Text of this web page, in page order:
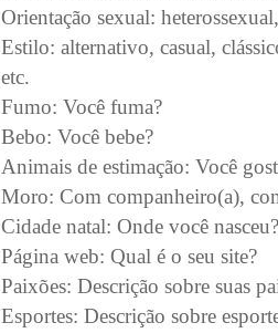
Orientação sexual:
Estilo: alternativo, casual,
etc.
Fumo: Você fuma?
Bebo: Você bebe?
Animais de estimação: Você
Moro: Com companheiro(a),
Cidade natal: Onde você nasceu?
Página web: Qual é o seu site?
Paixões: Descrição sobre suas
Esportes: Descrição sobre